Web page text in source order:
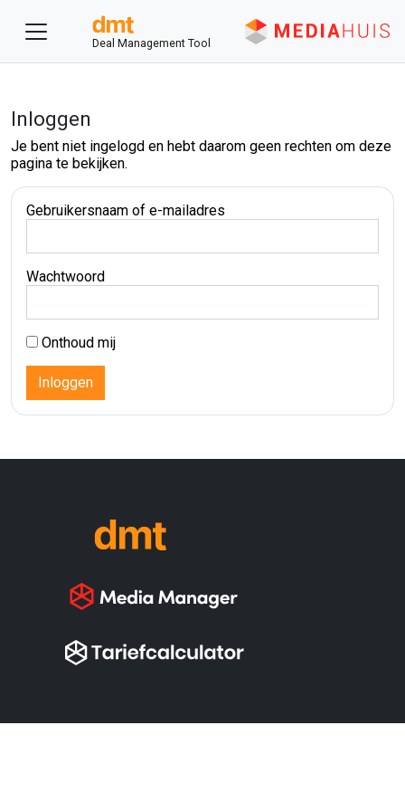
Deal Management Tool
Inloggen
Je bent niet ingelogd en hebt daarom geen rechten om deze
pagina te bekijken.
Gebruikersnaam of e-mailadres
Wachtwoord
Onthoud mij